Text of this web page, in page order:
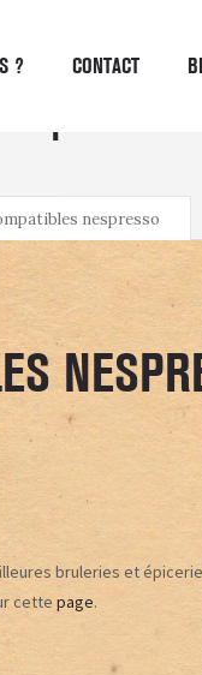
? CONTACT
nespresso
bruleries et
cette page.